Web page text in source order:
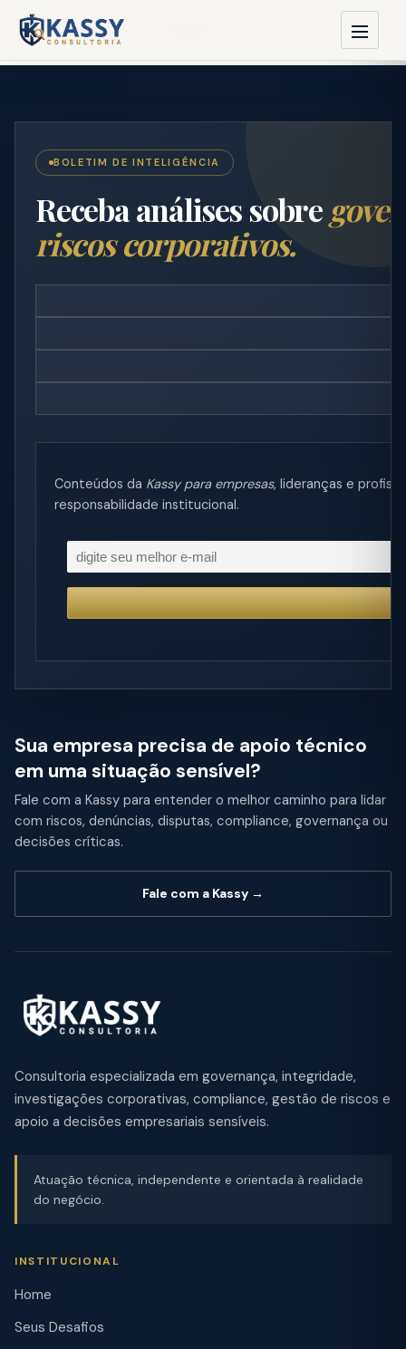
Credenciais
BOLETIM DE INTELIGÊNCIA
Receba análises sobre
riscos corporativos.
Conteúdos da Kassy para empresas, lideranças e
responsabilidade institucional.
Sua empresa precisa de apoio técnico
em uma situação sensível?
Fale com a Kassy para entender o melhor caminho para lidar
com riscos, denúncias, disputas, compliance, governança ou
decisões críticas.
Fale com a Kassy →
Consultoria especializada em governança, integridade,
investigações corporativas, compliance, gestão de riscos e
apoio a decisões empresariais sensíveis.
Atuação técnica, independente e orientada à realidade
do negócio.
INSTITUCIONAL
Home
Seus Desafios